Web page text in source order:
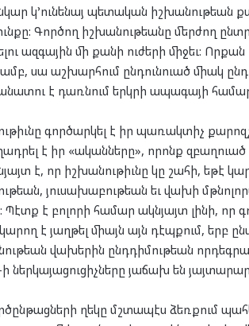
կ’ունենայ պետական իշխանութեան
Գործող իշխանութեանը մերժող
ազգային մի քանի ուժերի միջեւ:
սա աշխարհում ընդունուած միակ
է դառնում երկրի ապագայի
գործարկել է իր պառակտիչ
է իր «ականները», որոնք
է, որ իշխանութիւնը կը շահի, եթէ
յուսախաբութեան եւ վախի
է բոլորի համար ակնյայտ լինի, որ
է յաղթել միայն այն դէպքում, երբ
վախերին ընդդիմութեան
յաճախ են
ղեկը մշտապէս ձեռքում